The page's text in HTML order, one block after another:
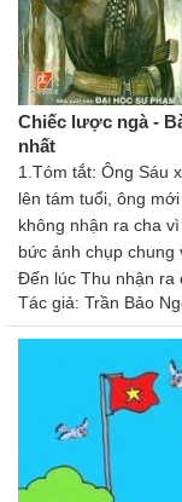
Chiếc lược ngà -
nhất
1.Tóm tắt: Ông Sáu
lên tám tuổi, ông
không nhận ra cha
bức ảnh chụp chung
Đến lúc Thu nhận ra
Tác giả: Trần Bảo